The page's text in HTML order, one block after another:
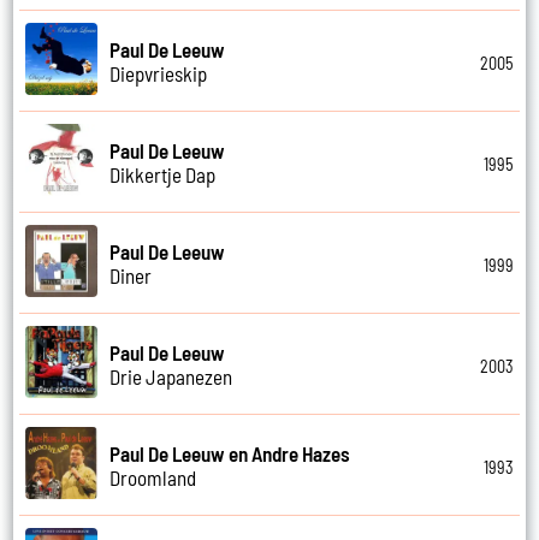
Paul De Leeuw
Diepvrieskip
2005
Paul De Leeuw
Dikkertje Dap
1995
Paul De Leeuw
Diner
1999
Paul De Leeuw
Drie Japanezen
2003
Paul De Leeuw en Andre Hazes
Droomland
1993